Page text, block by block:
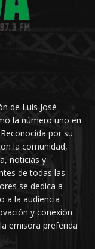
de Luis José
la número uno en
por su
la comunidad,
noticias y
de todas las
se dedica a
a la audiencia
y conexión
emisora preferida